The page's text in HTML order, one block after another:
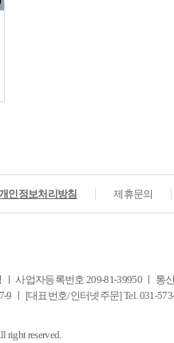
인정보처리방침 제휴문의
사업자등록번호 209-81-39950 ㅣ 통
ㅣ [대표번호/인터넷주문] Tel. 031-
right reserved.